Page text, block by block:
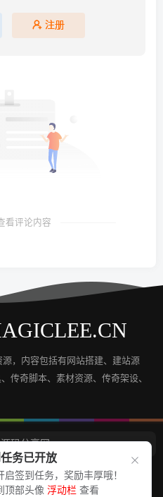
注册
看评论内容
，内容包括有网站搭建、建站源
传奇脚本、素材资源、传奇架设、
源码分享网
All Rights Reserved.
务已开放
启签到任务，奖励丰厚哦！
顶部头像 浮动栏 查看